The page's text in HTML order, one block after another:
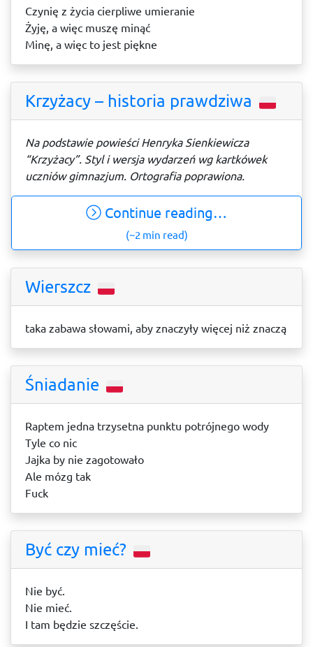
Czynię z życia cierpliwe umieranie
Żyję, a więc muszę minąć
Minę, a więc to jest piękne
Krzyżacy – historia prawdziwa
Na podstawie powieści Henryka Sienkiewicza
“Krzyżacy”. Styl i wersja wydarzeń wg kartkówek
uczniów gimnazjum. Ortografia poprawiona.
Continue reading…
(~2 min read)
Wierszcz
taka zabawa słowami, aby znaczyły więcej niż znaczą
Śniadanie
Raptem jedna trzysetna punktu potrójnego wody
Tyle co nic
Jajka by nie zagotowało
Ale mózg tak
Fuck
Być czy mieć?
Nie być.
Nie mieć.
I tam będzie szczęście.